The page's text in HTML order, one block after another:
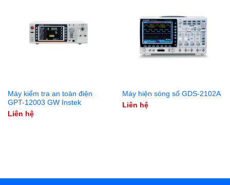
Máy kiểm tra an toàn điện
GPT-12003 GW Instek
Liên hệ
Máy hiện sóng số GDS-2102A
Liên hệ